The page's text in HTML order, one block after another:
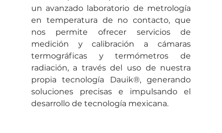
un avanzado laboratorio de metrología
en temperatura de no contacto, que
nos permite ofrecer servicios de
medición y calibración a cámaras
termográficas y termómetros de
radiación, a través del uso de nuestra
propia tecnología Dauik®️, generando
soluciones precisas e impulsando el
desarrollo de tecnología mexicana.